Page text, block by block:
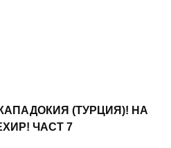
(ТУРЦИЯ)! НА
ЧАСТ 7